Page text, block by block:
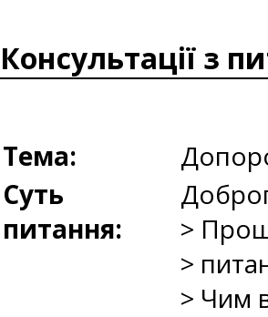
Консультації з
Тема:
Суть
питання:
>
>
> Чим